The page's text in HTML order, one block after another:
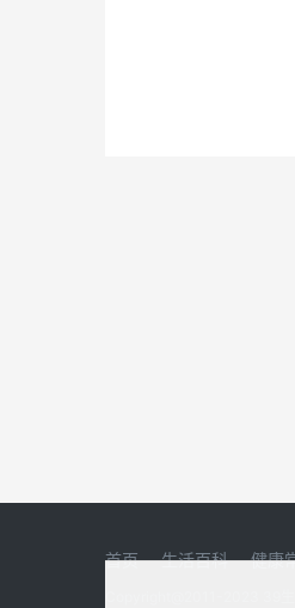
首页 生活百科 健康
Copyright@2011-2023 39